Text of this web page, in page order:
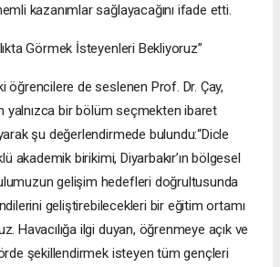
kazanımlar sağlayacağını ifade etti.
Görmek İsteyenleri Bekliyoruz”
öğrencilere de seslenen Prof. Dr. Çay,
yalnızca bir bölüm seçmekten ibaret
şu değerlendirmede bulundu:“Dicle
akademik birikimi, Diyarbakır’ın bölgesel
gelişim hedefleri doğrultusunda
geliştirebilecekleri bir eğitim ortamı
Havacılığa ilgi duyan, öğrenmeye açık ve
şekillendirmek isteyen tüm gençleri